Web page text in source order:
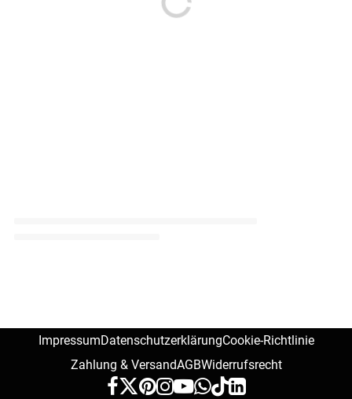
ImpressumDatenschutzerklärungCookie-Richtlinie
Zahlung & VersandAGBWiderrufsrecht